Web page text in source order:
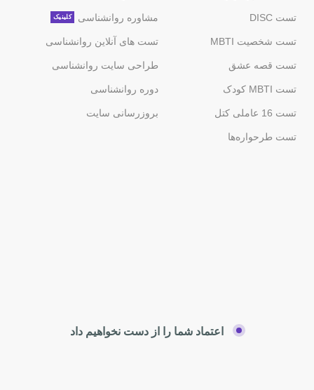
تست DISC
تست شخصیت MBTI
تست قصه عشق
تست MBTI کودک
تست 16 عاملی کتل
تست طرحواره‌ها
مشاوره روانشناسی کلینیک
تست های آنلاین روانشناسی
طراحی سایت روانشناسی
دوره روانشناسی
بروزرسانی سایت
اعتماد شما را از دست نخواهیم داد